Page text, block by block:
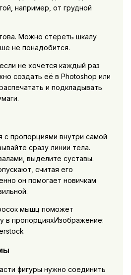
например, от грудной
Можно стереть шкалу
не понадобится.
не хочется каждый раз
создать её в Photoshop или
и подкладывать
с пропорциями внутри самой
сразу линии тела.
выделите суставы.
считая его
он помогает новичкам
мышц поможет
в пропорцияхИзображение:
фигуры нужно соединить